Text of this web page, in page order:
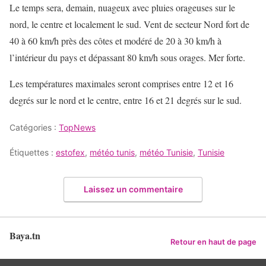
Le temps sera, demain, nuageux avec pluies orageuses sur le
nord, le centre et localement le sud. Vent de secteur Nord fort de
40 à 60 km/h près des côtes et modéré de 20 à 30 km/h à
l’intérieur du pays et dépassant 80 km/h sous orages. Mer forte.
Les températures maximales seront comprises entre 12 et 16
degrés sur le nord et le centre, entre 16 et 21 degrés sur le sud.
Catégories : TopNews
Étiquettes : estofex, météo tunis, météo Tunisie, Tunisie
Laissez un commentaire
Baya.tn Retour en haut de page